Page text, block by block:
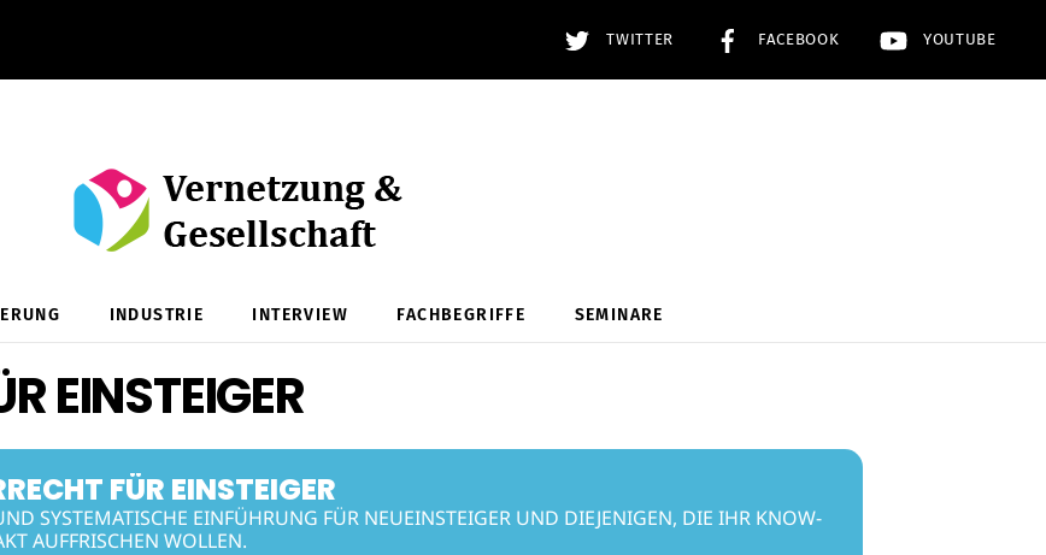
TWITTER FACEBOOK YOUTUBE
INDUSTRIE INTERVIEW FACHBEGRIFFE SEMINARE
EINSTEIGER
FÜR EINSTEIGER
SYSTEMATISCHE EINFÜHRUNG FÜR NEUEINSTEIGER UND DIEJENIGEN, DIE IHR KNOW-
AUFFRISCHEN WOLLEN.